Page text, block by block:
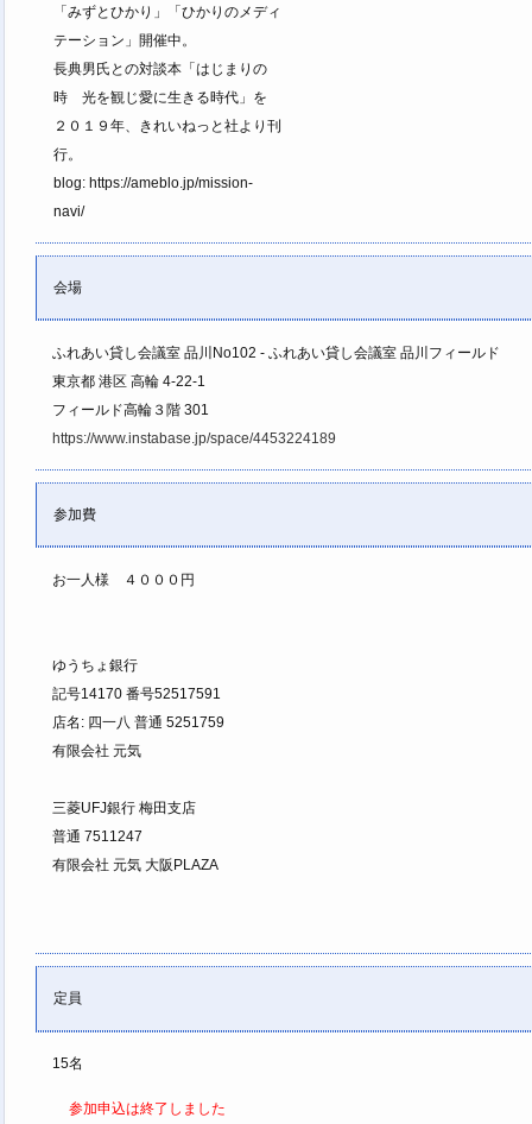
「みずとひかり」「ひかりのメディ
テーション」開催中。
長典男氏との対談本「はじまりの
時 光を観じ愛に生きる時代」を
２０１９年、きれいねっと社より刊
行。
blog: https://ameblo.jp/mission-
navi/
会場
ふれあい貸し会議室 品川No102 - ふれあい貸し会議室 品川フィールド
東京都 港区 高輪 4-22-1
フィールド高輪３階 301
https://www.instabase.jp/space/4453224189
参加費
お一人様 ４０００円
ゆうちょ銀行
記号14170 番号52517591
店名: 四一八 普通 5251759
有限会社 元気
三菱UFJ銀行 梅田支店
普通 7511247
有限会社 元気 大阪PLAZA
定員
15名
参加申込は終了しました